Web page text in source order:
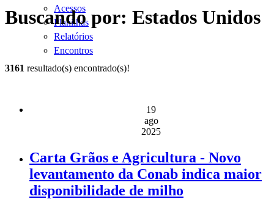
Acessos
Planilhas
Relatórios
Encontros
Buscando por: Estados Unidos
3161 resultado(s) encontrado(s)!
19
ago
2025
Carta Grãos e Agricultura - Novo
levantamento da Conab indica maior
disponibilidade de milho